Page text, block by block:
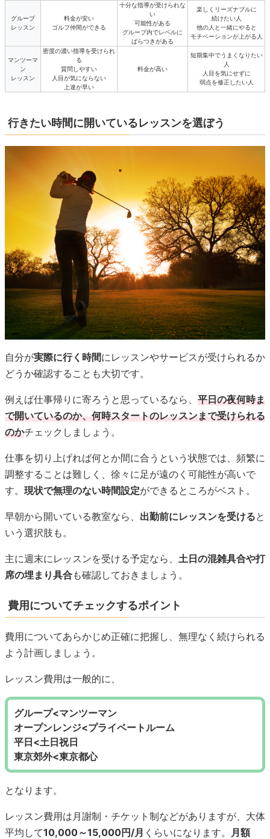
グループ
レッスン
料金が安い
ゴルフ仲間ができる
十分な指導が受けられな
い
可能性がある
グループ内でレベルに
ばらつきがある
楽しくリーズナブルに
続けたい人
他の人と一緒にやると
モチベーションが上がる人
マンツーマ
ン
レッスン
密度の濃い指導を受けられ
る
質問しやすい
人目が気にならない
上達が早い
料金が高い
短期集中でうまくなりたい
人
人目を気にせずに
弱点を修正したい人
行きたい時間に開いているレッスンを選ぼう
自分が実際に行く時間にレッスンやサービスが受けられるか
どうか確認することも大切です。
例えば仕事帰りに寄ろうと思っているなら、 平日の夜何時ま
で開いているのか、何時スタートのレッスンまで受けられる
のかチェックしましょう。
仕事を切り上げれば何とか間に合うという状態では、頻繁に
調整することは難しく、徐々に足が遠のく可能性が高いで
す。 現状で無理のない時間設定ができるところがベスト。
早朝から開いている教室なら、 出勤前にレッスンを受けると
いう選択肢も。
主に週末にレッスンを受ける予定なら、 土日の混雑具合や打
席の埋まり具合も確認しておきましょう。
費用についてチェックするポイント
費用についてあらかじめ正確に把握し、無理なく続けられる
よう計画しましょう。
レッスン費用は一般的に、
グループ<マンツーマン
オープンレンジ<プライベートルーム
平日<土日祝日
東京郊外<東京都心
となります。
レッスン費用は月謝制・チケット制などがありますが、大体
平均して10,000～15,000円/月 くらいになります。
月額